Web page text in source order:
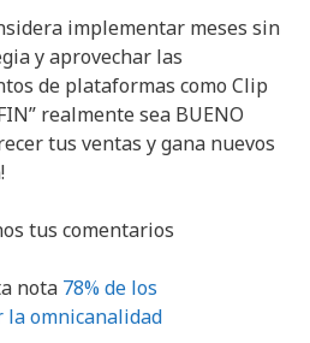
implementar meses sin
y aprovechar las
de plataformas como Clip
realmente sea BUENO
tus ventas y gana nuevos
tus comentarios
nota 78% de los
la omnicanalidad